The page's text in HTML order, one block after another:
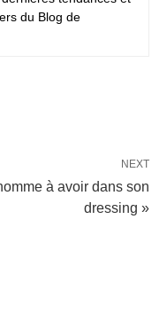
du Blog de
NEXT
à avoir dans son
dressing »